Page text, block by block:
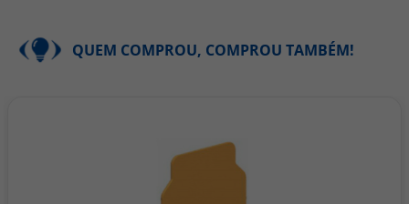
QUEM COMPROU, COMPROU TAMBÉM!